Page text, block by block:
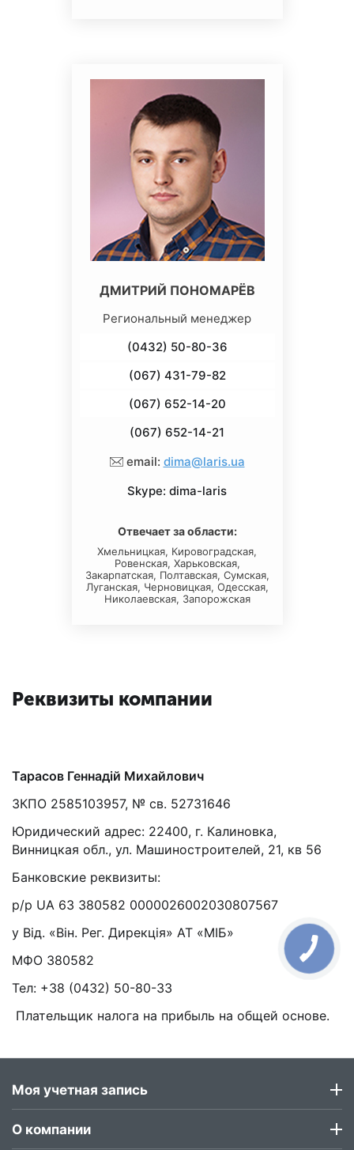
ДМИТРИЙ ПОНОМАРЁВ
Региональный менеджер
(0432) 50-80-36
(067) 431-79-82
(067) 652-14-20
(067) 652-14-21
email: dima@laris.ua
Skype: dima-laris
Отвечает за области:
Хмельницкая, Кировоградская,
Ровенская, Харьковская,
Закарпатская, Полтавская, Сумская,
Луганская, Черновицкая, Одесская,
Николаевская, Запорожская
Реквизиты компании
Тарасов Геннадій Михайлович
ЗКПО 2585103957, № св. 52731646
Юридический адрес: 22400, г. Калиновка,
Винницкая обл., ул. Машиностроителей, 21, кв 56
Банковские реквизиты:
р/р UA 63 380582 0000026002030807567
у Від. «Він. Рег. Дирекція» АТ «МІБ»
МФО 380582
Тел: +38 (0432) 50-80-33
Плательщик налога на прибыль на общей основе.
Моя учетная запись
О компании